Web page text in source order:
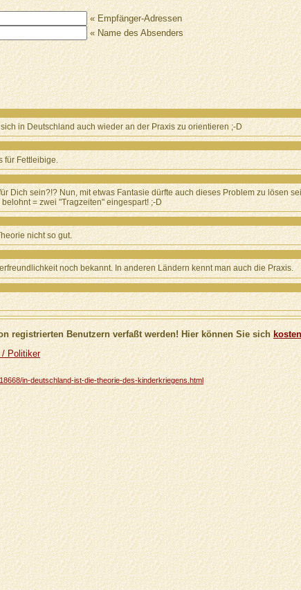
« Empfänger-Adressen
« Name des Absenders
in Deutschland auch wieder an der Praxis zu orientieren ;-D
für Fettleibige.
Dich sein?!? Nun, mit etwas Fantasie dürfte auch dieses Problem zu lösen
= zwei "Tragzeiten" eingespart! ;-D
nicht so gut.
noch bekannt. In anderen Ländern kennt man auch die Praxis.
registrierten Benutzern verfaßt werden! Hier können Sie sich
/ Politiker
in-deutschland-ist-die-theorie-des-kinderkriegens.html